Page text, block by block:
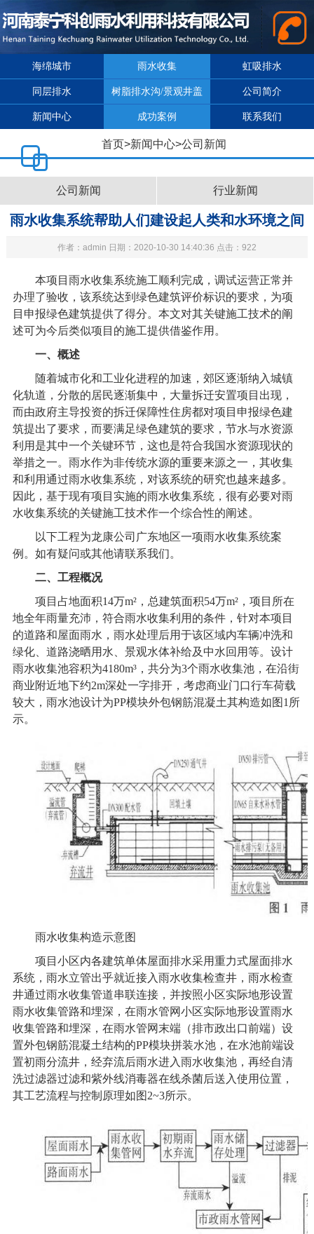
海绵城市 雨水收集 虹吸排水
同层排水 树脂排水沟/景观井盖 公司简介
新闻中心 成功案例 联系我们
首页>新闻中心>公司新闻
公司新闻 行业新闻
雨水收集系统帮助人们建设起人类和水环境之间
的友好关系保障水的可持续利用1
作者：admin 日期：2020-10-30 14:40:36 点击：922
本项目 雨水收集系统施工顺利完成，调试运营正常并
办理了验收，该系统达到绿色建筑评价标识的要求，为项
目申报绿色建筑提供了得分。本文对其关键施工技术的阐
述可为今后类似项目的施工提供借鉴作用。
一、概述
随着城市化和工业化进程的加速，郊区逐渐纳入城镇
化轨道，分散的居民逐渐集中，大量拆迁安置项目出现，
而由政府主导投资的拆迁保障性住房都对项目申报绿色建
筑提出了要求，而要满足绿色建筑的要求，节水与水资源
利用是其中一个关键环节，这也是符合我国水资源现状的
举措之一。雨水作为非传统水源的重要来源之一，其收集
和利用通过雨水收集系统，对该系统的研究也越来越多。
因此，基于现有项目实施的雨水收集系统，很有必要对雨
水收集系统的关键施工技术作一个综合性的阐述。
以下工程为龙康公司广东地区一项雨水收集系统案
例。如有疑问或其他请联系我们。
二、工程概况
项目占地面积14万m²，总建筑面积54万m²，项目所在
地全年雨量充沛，符合雨水收集利用的条件，针对本项目
的道路和屋面雨水，雨水处理后用于该区域内车辆冲洗和
绿化、道路浇晒用水、景观水体补给及中水回用等。设计
雨水收集池容积为4180m³，共分为3个雨水收集池，在沿街
商业附近地下约2m深处一字排开，考虑商业门口行车荷载
较大，雨水池设计为PP模块外包钢筋混凝土其构造如图1所
示。
雨水收集构造示意图
项目小区内各建筑单体屋面排水采用重力式屋面排水
系统，雨水立管出乎就近接入雨水收集检查井，雨水检查
井通过雨水收集管道串联连接，并按照小区实际地形设置
雨水收集管路和埋深，在雨水管网小区实际地形设置雨水
收集管路和埋深，在雨水管网末端（排市政出口前端）设
置外包钢筋混凝土结构的PP模块拼装水池，在水池前端设
置初雨分流井，经弃流后雨水进入雨水收集池，再经自清
洗过滤器过滤和紫外线消毒器在线杀菌后送入使用位置，
其工艺流程与控制原理如图2~3所示。